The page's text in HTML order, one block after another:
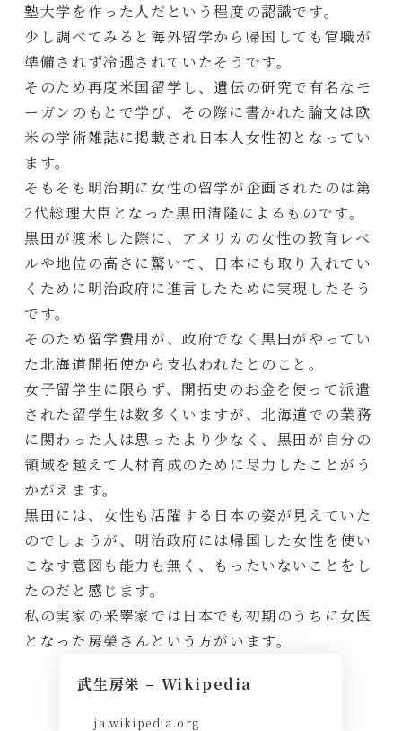
塾大学を作った人だという程度の認識です。
少し調べてみると海外留学から帰国しても官職が
準備されず冷遇されていたそうです。
そのため再度米国留学し、遺伝の研究で有名なモ
ーガンのもとで学び、その際に書かれた論文は欧
米の学術雑誌に掲載され日本人女性初となってい
ます。
そもそも明治期に女性の留学が企画されたのは第
2代総理大臣となった黒田清隆によるものです。
黒田が渡米した際に、アメリカの女性の教育レベ
ルや地位の高さに驚いて、日本にも取り入れてい
くために明治政府に進言したために実現したそう
です。
そのため留学費用が、政府でなく黒田がやってい
た北海道開拓使から支払われたとのこと。
女子留学生に限らず、開拓史のお金を使って派遣
された留学生は数多くいますが、北海道での業務
に関わった人は思ったより少なく、黒田が自分の
領域を越えて人材育成のために尽力したことがう
かがえます。
黒田には、女性も活躍する日本の姿が見えていた
のでしょうが、明治政府には帰国した女性を使い
こなす意図も能力も無く、もったいないことをし
たのだと感じます。
私の実家の釆睪家では日本でも初期のうちに女医
となった房榮さんという方がいます。
武生房栄 – Wikipedia
ja.wikipedia.org